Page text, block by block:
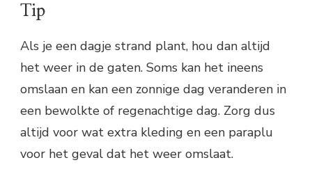
Tip
Als je een dagje strand plant, hou dan altijd
het weer in de gaten. Soms kan het ineens
omslaan en kan een zonnige dag veranderen in
een bewolkte of regenachtige dag. Zorg dus
altijd voor wat extra kleding en een paraplu
voor het geval dat het weer omslaat.